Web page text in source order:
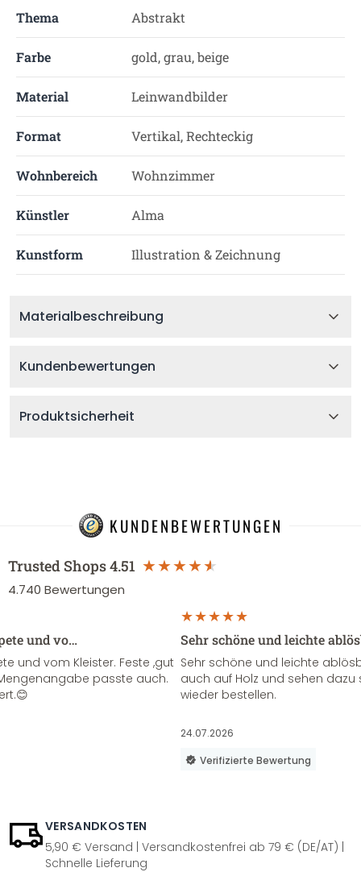
Thema Abstrakt
Farbe gold, grau, beige
Material Leinwandbilder
Format Vertikal, Rechteckig
Wohnbereich Wohnzimmer
Künstler Alma
Kunstform Illustration & Zeichnung
Materialbeschreibung
Kundenbewertungen
Produktsicherheit
KUNDENBEWERTUNGEN
Trusted Shops4.51
4.740 Bewertungen
und vo…
und vom Kleister. Feste ,gut
passte auch.
Sehr schöne und leichte
Sehr schöne und leichte
auch auf Holz und sehen
wieder bestellen.
24.07.2026
Verifizierte Bewertung
VERSANDKOSTEN
5,90 € Versand | Versandkostenfrei ab 79 € (DE/AT) |
Schnelle Lieferung